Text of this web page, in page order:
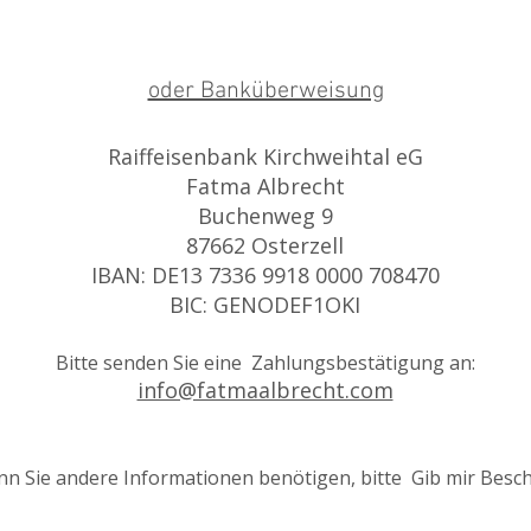
oder Banküberweisung
Raiffeisenbank Kirchweihtal eG
Fatma Albrecht
Buchenweg 9
87662 Osterzell
IBAN: DE13 7336 9918 0000 708470
BIC: GENODEF1OKI
Bitte senden Sie eine Zahlungsbestätigung an:
info@fatmaalbrecht.com
Sie andere Informationen benötigen, bitte Gib mir